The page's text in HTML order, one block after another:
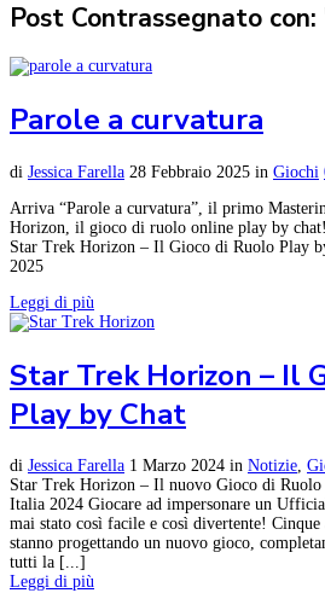
Post Contrassegnato
Parole a curvatura
di Jessica Farella 28 Febbraio 2025 in Giochi
Arriva “Parole a curvatura”, il primo
Horizon, il gioco di ruolo online play by chat!
Star Trek Horizon – Il Gioco di Ruolo Play
2025
Leggi di più
Star Trek Horizon – Il
Play by Chat
di Jessica Farella 1 Marzo 2024 in Notizie,
Star Trek Horizon – Il nuovo Gioco di Ruolo
Italia 2024 Giocare ad impersonare un
mai stato così facile e così divertente!
stanno progettando un nuovo gioco,
tutti la [...]
Leggi di più